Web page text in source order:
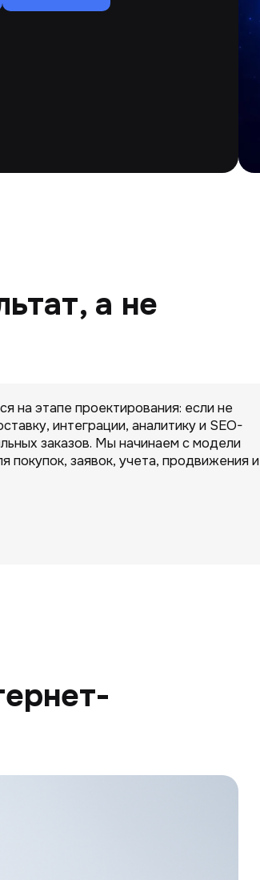
а не
на этапе проектирования: если не
интеграции, аналитику и SEO-
заказов. Мы начинаем с модели
покупок, заявок, учета, продвижения и